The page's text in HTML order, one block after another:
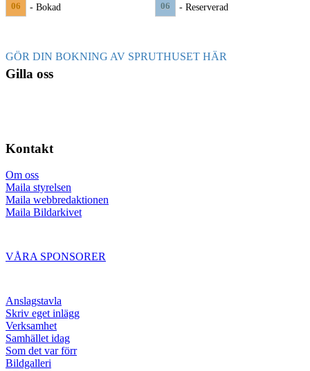
06 - Bokad 06 - Reserverad
GÖR DIN BOKNING AV SPRUTHUSET HÄR
Gilla oss
Kontakt
Om oss
Maila styrelsen
Maila webbredaktionen
Maila Bildarkivet
VÅRA SPONSORER
Anslagstavla
Skriv eget inlägg
Verksamhet
Samhället idag
Som det var förr
Bildgalleri